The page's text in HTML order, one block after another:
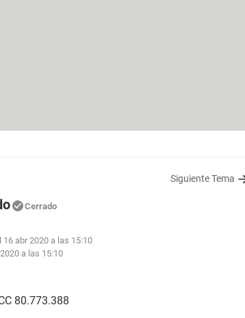
Siguiente Tema
Cerrado
abr 2020 a las 15:10
a las 15:10
80.773.388